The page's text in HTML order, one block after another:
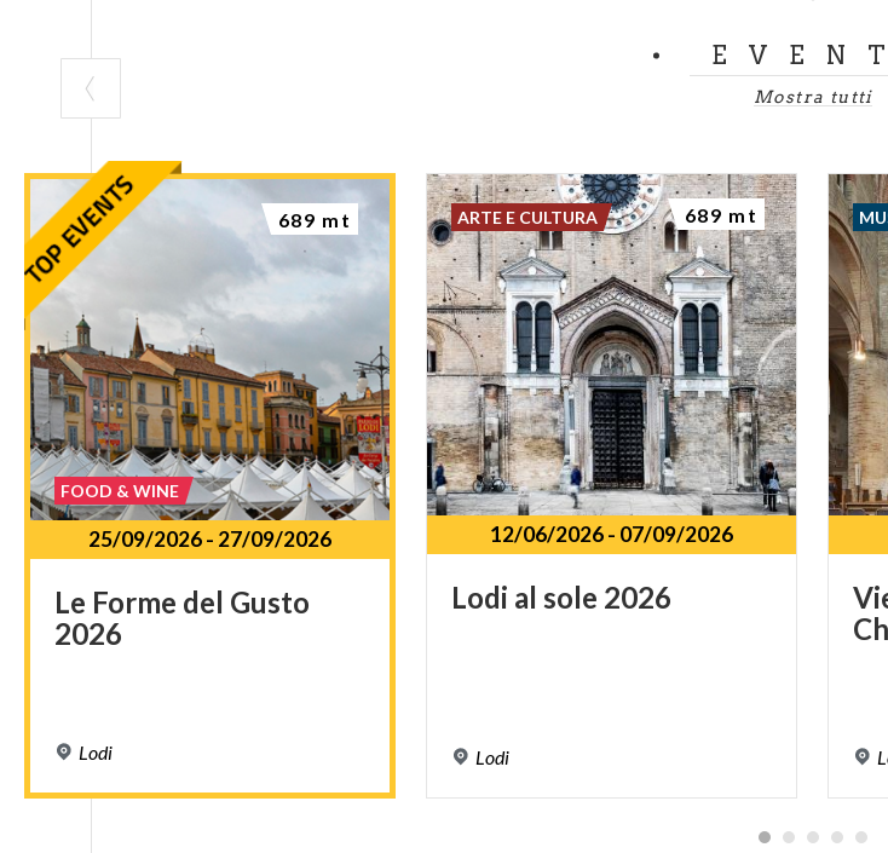
Mostra tutti
25/09/2026- 27/09/2026
Le Forme del Gusto
2026
Lodi
FOOD & WINE
689 mt
12/06/2026- 07/09/2026
Lodi al sole 2026
Lodi
ARTE E CULTURA 689 mt